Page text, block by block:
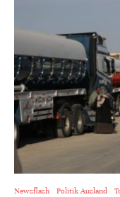
Newsflash Politik Ausland